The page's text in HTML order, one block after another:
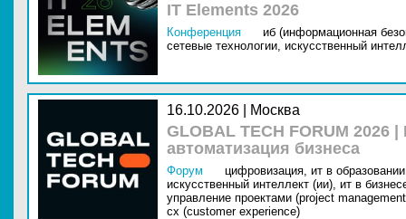
IT Elements 2026
Конференция
иб (информационная
сетевые технологии, искусственный
16.10.2026 | Москва
GLOBAL TECH FORUM
автоматизация бизнеса
Форум цифровизация, ит в
искусственный интеллект (ии), ит в
управление проектами (project
cx (customer experience)